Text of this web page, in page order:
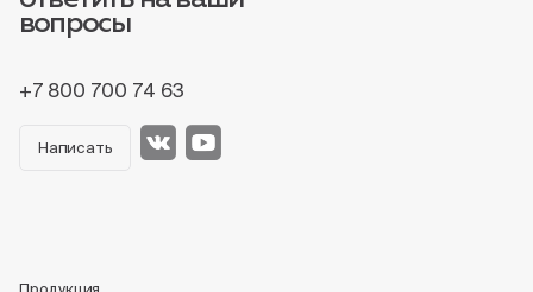
вопросы
+7 800 700 74 63
Написать